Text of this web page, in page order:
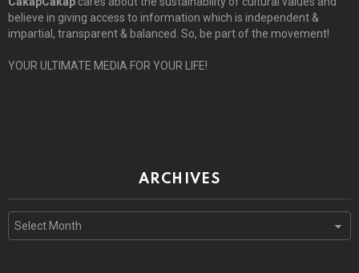
believe in giving access to information which is independent &
impartial, transparent & balanced. So, be part of the movement!
YOUR ULTIMATE MEDIA FOR YOUR LIFE!
ARCHIVES
Archives